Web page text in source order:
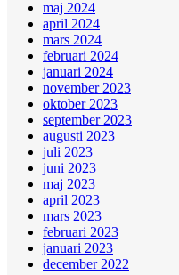
maj 2024
april 2024
mars 2024
februari 2024
januari 2024
november 2023
oktober 2023
september 2023
augusti 2023
juli 2023
juni 2023
maj 2023
april 2023
mars 2023
februari 2023
januari 2023
december 2022